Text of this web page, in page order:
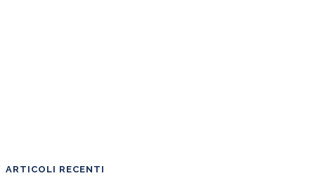
ARTICOLI RECENTI